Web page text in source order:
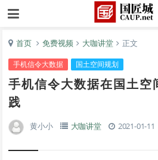
首页 免费视频 大咖讲堂 正文
手机信令大数据 国土空间规划
手机信令大数据在国土空
践
黄小小 大咖讲堂 2021-01-11